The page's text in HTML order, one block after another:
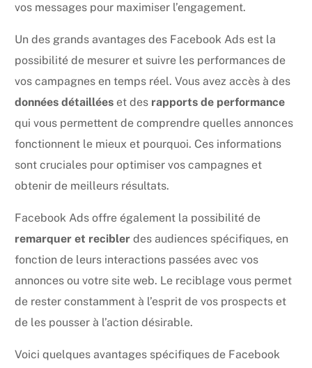
vos messages pour maximiser l’engagement.
Un des grands avantages des Facebook Ads est la
possibilité de mesurer et suivre les performances de
vos campagnes en temps réel. Vous avez accès à des
données détaillées et des rapports de performance
qui vous permettent de comprendre quelles annonces
fonctionnent le mieux et pourquoi. Ces informations
sont cruciales pour optimiser vos campagnes et
obtenir de meilleurs résultats.
Facebook Ads offre également la possibilité de
remarquer et recibler des audiences spécifiques, en
fonction de leurs interactions passées avec vos
annonces ou votre site web. Le reciblage vous permet
de rester constamment à l’esprit de vos prospects et
de les pousser à l’action désirable.
Voici quelques avantages spécifiques de Facebook